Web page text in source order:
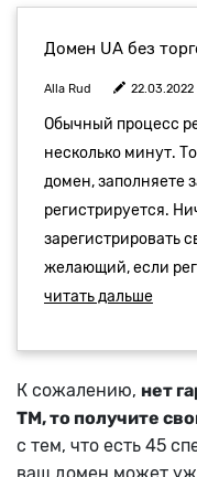
К сожалению, нет
ТМ, то получите
с тем, что есть 45
ваш домен может